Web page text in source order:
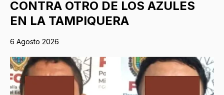
CONTRA OTRO DE LOS AZULES
EN LA TAMPIQUERA
6 Agosto 2026